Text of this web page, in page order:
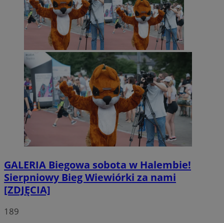
GALERIA Biegowa sobota w Halembie!
Sierpniowy Bieg Wiewiórki za nami
[ZDJĘCIA]
189